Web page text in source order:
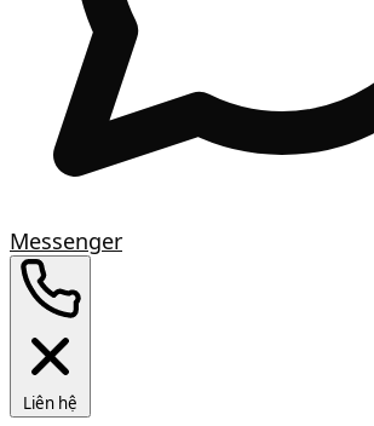
Messenger
Liên hệ